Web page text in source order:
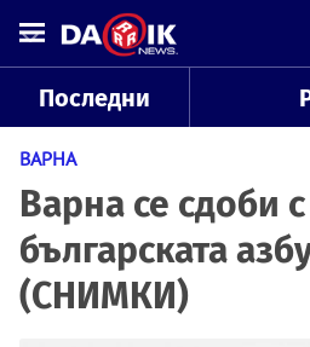
Последни
ВАРНА
Варна се сдоби
българската
(СНИМКИ)